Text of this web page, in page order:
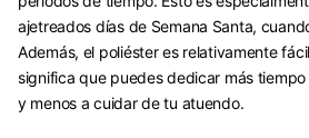
ajetreados días de Semana Santa,
Además, el poliéster es relativamente
significa que puedes dedicar más
y menos a cuidar de tu atuendo.